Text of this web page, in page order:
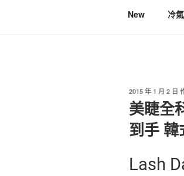
New 冷
2015 年 1 月 2 日
美睫全
到手 韓
Lash